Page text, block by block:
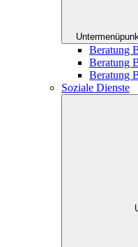
Beratung
Beratung
Beratung
Soziale Dienste